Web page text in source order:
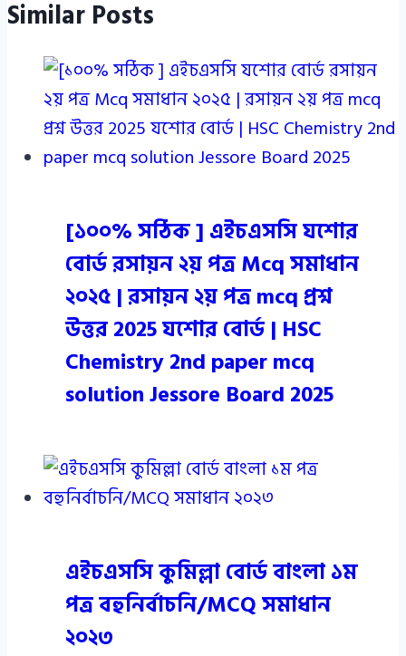
Similar Posts
[১০০% সঠিক ] এইচএসসি যশোর
বোর্ড রসায়ন ২য় পত্র Mcq সমাধান
২০২৫ | রসায়ন ২য় পত্র mcq প্রশ্ন
উত্তর 2025 যশোর বোর্ড | HSC
Chemistry 2nd paper mcq
solution Jessore Board 2025
এইচএসসি কুমিল্লা বোর্ড বাংলা ১ম
পত্র বহুনির্বাচনি/MCQ সমাধান
২০২৩